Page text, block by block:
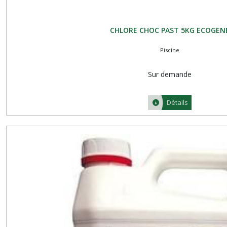
CHLORE CHOC PAST 5KG
Piscine
Sur demande
Détails